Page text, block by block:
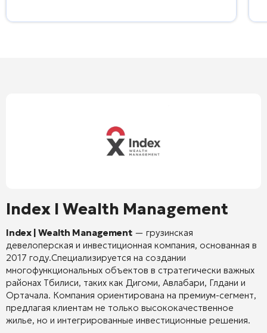
Index I Wealth Management
Index | Wealth Management — грузинская
девелоперская и инвестиционная компания, основанная в
2017 году.Специализируется на создании
многофункциональных объектов в стратегически важных
районах Тбилиси, таких как Дигоми, Авлабари, Глдани и
Ортачала. Компания ориентирована на премиум-сегмент,
предлагая клиентам не только высококачественное
жилье, но и интегрированные инвестиционные решения.